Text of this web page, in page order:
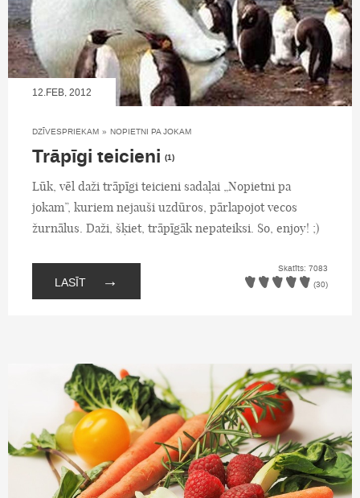
12.FEB, 2012
DZĪVESPRIEKAM » NOPIETNI PA JOKAM
Trāpīgi teicieni (1)
Lūk, vēl daži trāpīgi teicieni sadaļai „Nopietni pa
jokam”, kuriem nejauši uzdūros, pārlapojot vecos
žurnālus. Daži, šķiet, trāpīgāk nepateiksi. So, enjoy! ;)
LASĪT →
Skatīts: 7083
(30)